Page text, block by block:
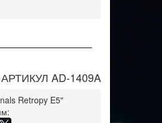
АРТИКУЛ AD-1409A
Retropy E5"